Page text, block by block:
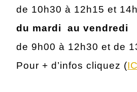
de 10h30 à 12h15 et
du mardi au vendredi
de 9h00 à 12h30 et de
Pour + d’infos cliquez (